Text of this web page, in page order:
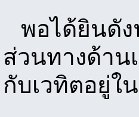
พอได้ยินดัง
ส่วนทางด้าน
กับเวทิตอยู่ใ